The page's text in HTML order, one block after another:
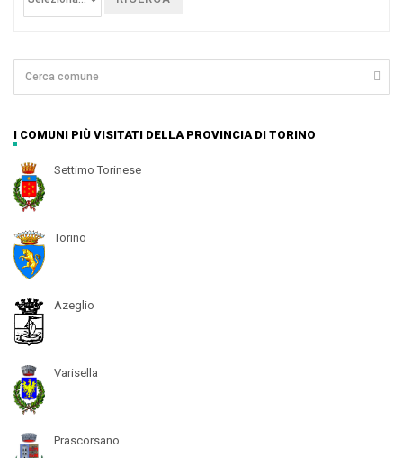
I COMUNI PIÙ VISITATI DELLA PROVINCIA DI TORINO
Settimo Torinese
Torino
Azeglio
Varisella
Prascorsano